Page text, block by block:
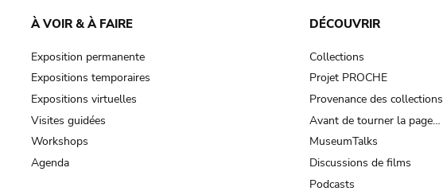
À VOIR & À FAIRE
Exposition permanente
Expositions temporaires
Expositions virtuelles
Visites guidées
Workshops
Agenda
DÉCOUVRIR
Collections
Projet PROCHE
Provenance des collections
Avant de tourner la page…
MuseumTalks
Discussions de films
Podcasts